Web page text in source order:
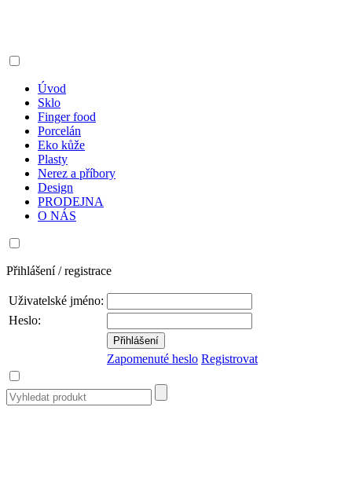
Úvod
Sklo
Finger food
Porcelán
Eko kůže
Plasty
Nerez a příbory
Design
PRODEJNA
O NÁS
Přihlášení / registrace
Uživatelské jméno:
Heslo:
Zapomenuté heslo Registrovat